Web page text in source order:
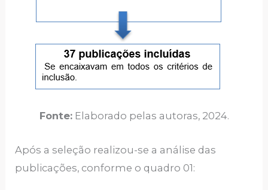
Fonte:Elaborado pelas autoras, 2024.
Após a seleção realizou-se a análise das
publicações, conforme o quadro 01: